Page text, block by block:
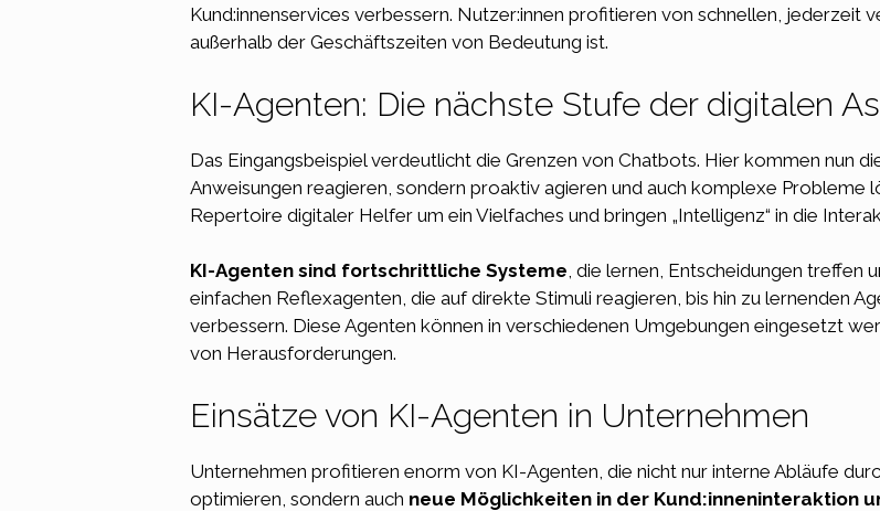
Kund:innenservices verbessern. Nutzer:innen profitieren von schnellen, jederzeit
außerhalb der Geschäftszeiten von Bedeutung ist.
KI-Agenten: Die nächste Stufe der digitalen
Das Eingangsbeispiel verdeutlicht die Grenzen von Chatbots. Hier kommen nun
Anweisungen reagieren, sondern proaktiv agieren und auch komplexe Probleme
Repertoire digitaler Helfer um ein Vielfaches und bringen „Intelligenz“ in die
KI-Agenten sind fortschrittliche Systeme, die lernen, Entscheidungen treffen
einfachen Reflexagenten, die auf direkte Stimuli reagieren, bis hin zu lernenden
verbessern. Diese Agenten können in verschiedenen Umgebungen eingesetzt
von Herausforderungen.
Einsätze von KI-Agenten in Unternehmen
Unternehmen profitieren enorm von KI-Agenten, die nicht nur interne Abläufe
optimieren, sondern auch neue Möglichkeiten in der Kund:inneninteraktion